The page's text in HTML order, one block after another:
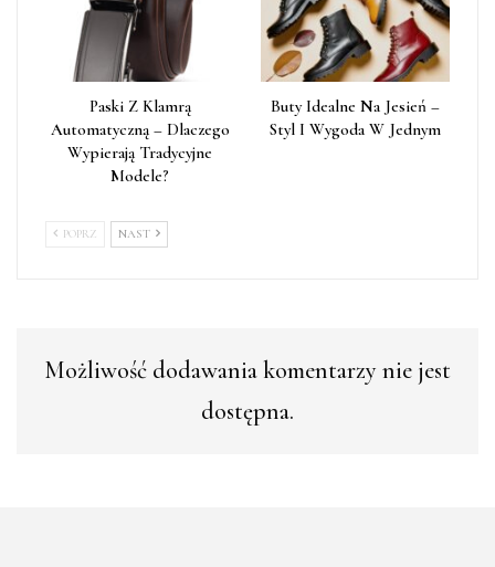
Paski Z Klamrą
Automatyczną – Dlaczego
Wypierają Tradycyjne
Modele?
Buty Idealne Na Jesień –
Styl I Wygoda W Jednym
POPRZ NAST
Możliwość dodawania komentarzy nie jest
dostępna.